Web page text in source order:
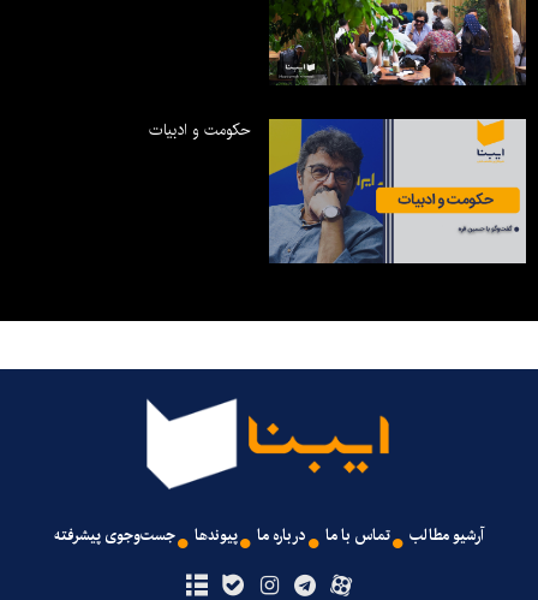
حکومت و ادبیات
آرشیو مطالب تماس با ما درباره ما پیوندها جست‌وجوی پیشرفته